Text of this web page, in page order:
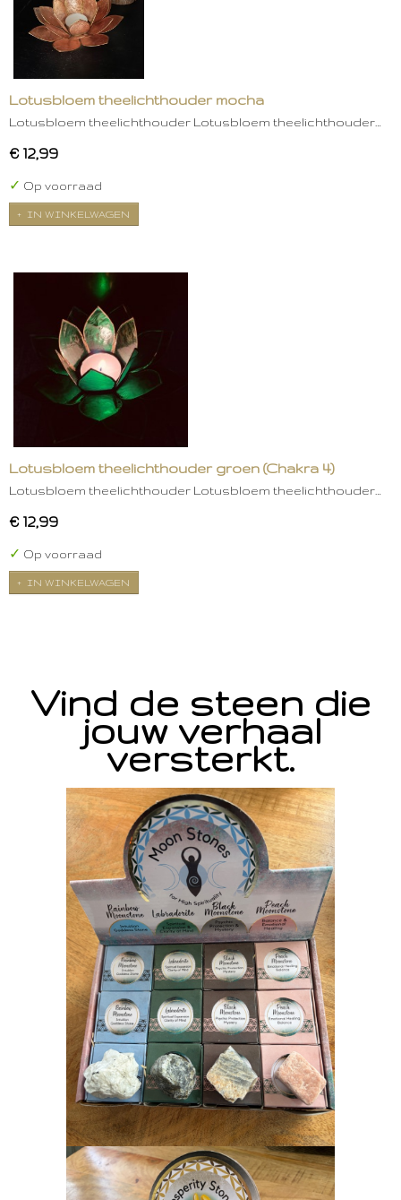
Lotusbloem theelichthouder mocha
Lotusbloem theelichthouder Lotusbloem theelichthouder…
€ 12,99
✓ Op voorraad
IN WINKELWAGEN
Lotusbloem theelichthouder groen (Chakra 4)
Lotusbloem theelichthouder Lotusbloem theelichthouder…
€ 12,99
✓ Op voorraad
IN WINKELWAGEN
Vind de steen die
jouw verhaal
versterkt.